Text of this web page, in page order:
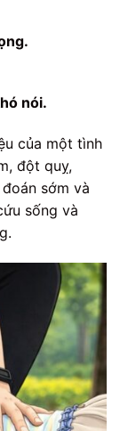
nói.
của một tình
đột quỵ,
sớm và
sống và